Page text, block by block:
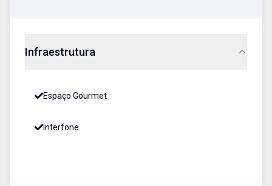
Infraestrutura
Espaço Gourmet
Interfone